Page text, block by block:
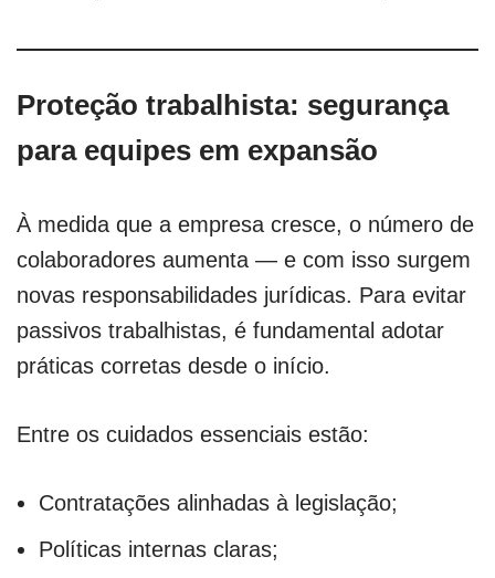
Proteção trabalhista: segurança
para equipes em expansão
À medida que a empresa cresce, o número de
colaboradores aumenta — e com isso surgem
novas responsabilidades jurídicas. Para evitar
passivos trabalhistas, é fundamental adotar
práticas corretas desde o início.
Entre os cuidados essenciais estão:
Contratações alinhadas à legislação;
Políticas internas claras;